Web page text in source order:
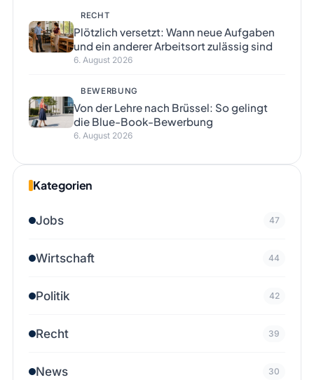
RECHT
Plötzlich versetzt: Wann neue Aufgaben
und ein anderer Arbeitsort zulässig sind
6. August 2026
BEWERBUNG
Von der Lehre nach Brüssel: So gelingt
die Blue-Book-Bewerbung
6. August 2026
Kategorien
Jobs 47
Wirtschaft 44
Politik 42
Recht 39
News 30